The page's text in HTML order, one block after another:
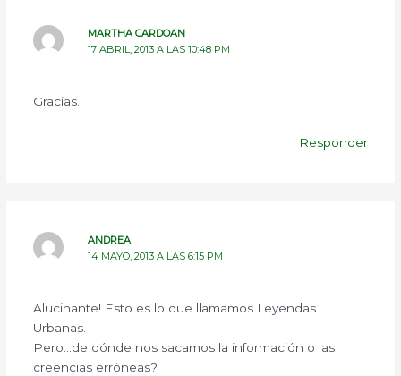
MARTHA CARDOAN
17 ABRIL, 2013 A LAS 10:48 PM
Gracias.
Responder
ANDREA
14 MAYO, 2013 A LAS 6:15 PM
Alucinante! Esto es lo que llamamos Leyendas
Urbanas.
Pero…de dónde nos sacamos la información o las
creencias erróneas?